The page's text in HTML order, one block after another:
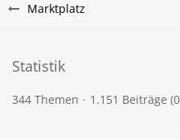
Marktplatz
Statistik
344 Themen 1.151 Beiträge